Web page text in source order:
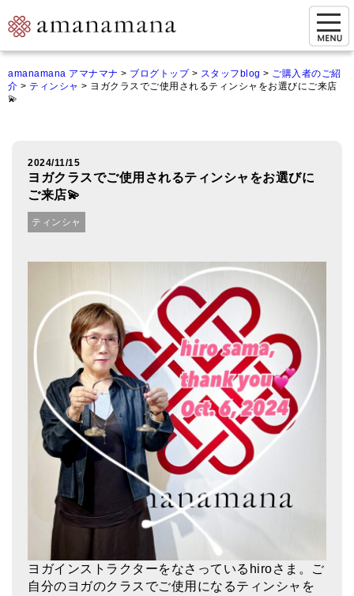
マイページ
ご来店&購入
オンライン相談&購入
シンギングボウル講座
カートを見る
アマナマナのシンギングボウル
チベット・シンギングボウル
新・鍛造スペシャル
マンダラ彫（黒・渋金）
人気の3点セット
お得なアマナマナ・セット
特大シンギングボウル・特殊柄
amanamana アマナマナ > ブログトップ> スタッフblog > ご購入者のご紹
介 > ティンシャ > ヨガクラスでご使用されるティンシャをお選びにご来店
💫
2024/11/15
ヨガクラスでご使用されるティンシャをお選びに
ご来店💫
ティンシャ
ヨガインストラクターをなさっているhiroさま。ご
自分のヨガのクラスでご使用になるティンシャを